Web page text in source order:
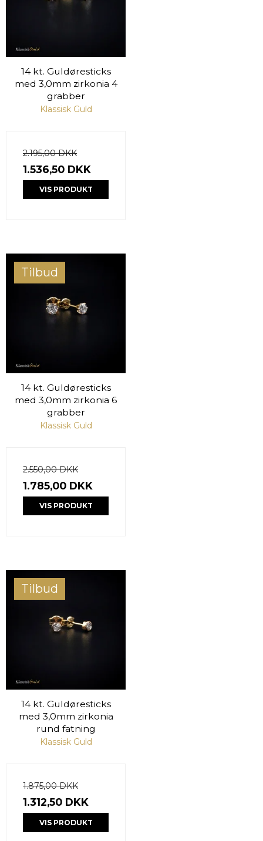
14 kt. Guldøresticks
med 3,0mm zirkonia 4
grabber
Klassisk Guld
2.195,00 DKK
1.536,50 DKK
VIS PRODUKT
Tilbud
14 kt. Guldøresticks
med 3,0mm zirkonia 6
grabber
Klassisk Guld
2.550,00 DKK
1.785,00 DKK
VIS PRODUKT
Tilbud
14 kt. Guldøresticks
med 3,0mm zirkonia
rund fatning
Klassisk Guld
1.875,00 DKK
1.312,50 DKK
VIS PRODUKT